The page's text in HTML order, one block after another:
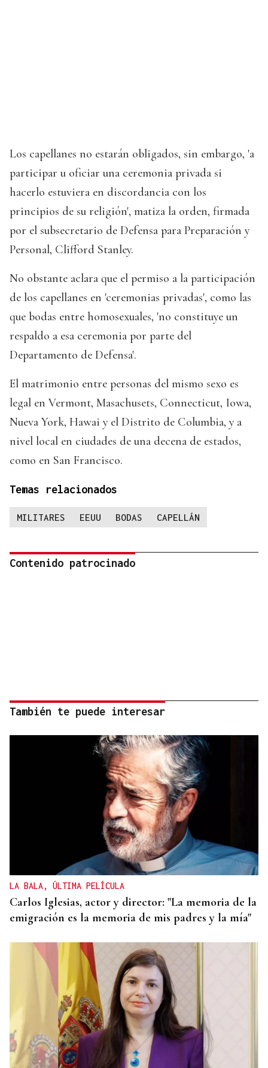
Los capellanes no estarán obligados, sin embargo, 'a
participar u oficiar una ceremonia privada si
hacerlo estuviera en discordancia con los
principios de su religión', matiza la orden, firmada
por el subsecretario de Defensa para Preparación y
Personal, Clifford Stanley.
No obstante aclara que el permiso a la participación
de los capellanes en 'ceremonias privadas', como las
que bodas entre homosexuales, 'no constituye un
respaldo a esa ceremonia por parte del
Departamento de Defensa'.
El matrimonio entre personas del mismo sexo es
legal en Vermont, Masachusets, Connecticut, Iowa,
Nueva York, Hawai y el Distrito de Columbia, y a
nivel local en ciudades de una decena de estados,
como en San Francisco.
Temas relacionados
MILITARES EEUU BODAS CAPELLÁN
Contenido patrocinado
También te puede interesar
LA BALA, ÚLTIMA PELÍCULA
Carlos Iglesias, actor y director: "La memoria de la
emigración es la memoria de mis padres y la mía"